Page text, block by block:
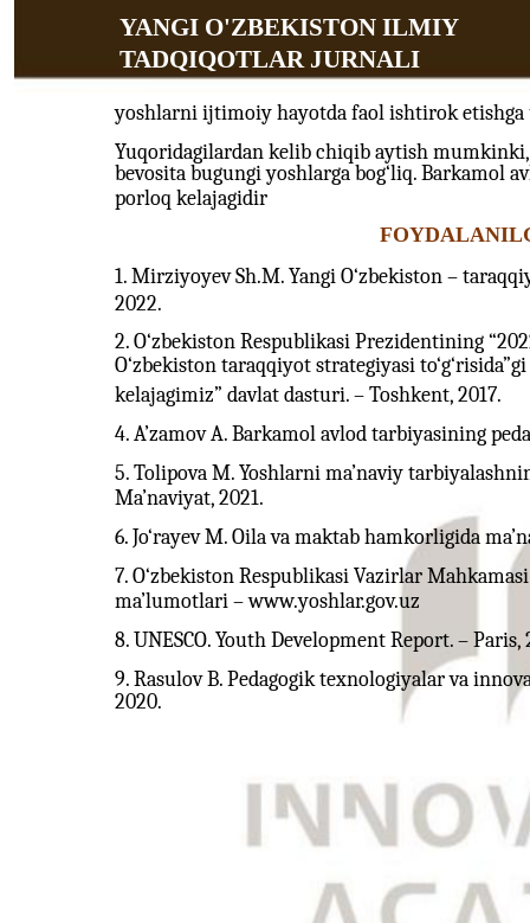
YANGI O'ZBEKISTON ILMIY
TADQIQOTLAR JURNALI
yoshlarni ijtimoiy hayotda faol ishtirok
Yuqoridagilardan kelib chiqib aytish
bevosita bugungi yoshlarga bog‘liq. Barkamol
porloq kelajagidir
1. Mirziyoyev Sh.M. Yangi O‘zbekiston –
2022.
2. O‘zbekiston Respublikasi Prezidentining
O‘zbekiston taraqqiyot strategiyasi
kelajagimiz” davlat dasturi. – Toshkent, 2017.
4. A’zamov A. Barkamol avlod tarbiyasining
5. Tolipova M. Yoshlarni ma’naviy
Ma’naviyat, 2021.
6. Jo‘rayev M. Oila va maktab hamkorligida
7. O‘zbekiston Respublikasi Vazirlar
ma’lumotlari – www.yoshlar.gov.uz
8. UNESCO. Youth Development Report. – Paris,
9. Rasulov B. Pedagogik texnologiyalar va
2020.